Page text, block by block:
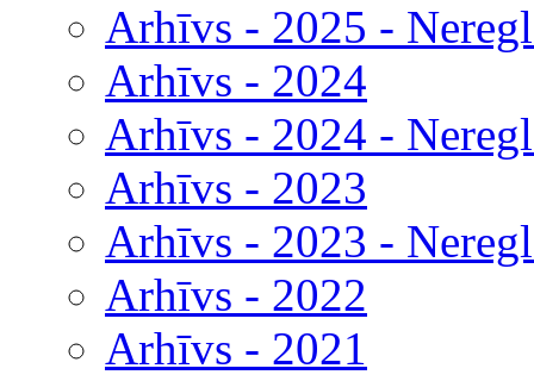
Arhīvs - 2025 -
Arhīvs - 2024
Arhīvs - 2024 -
Arhīvs - 2023
Arhīvs - 2023 -
Arhīvs - 2022
Arhīvs - 2021